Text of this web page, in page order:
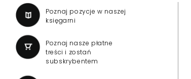
Poznaj pozycje w naszej
księgarni
Poznaj nasze płatne
treści i zostań
subskrybentem